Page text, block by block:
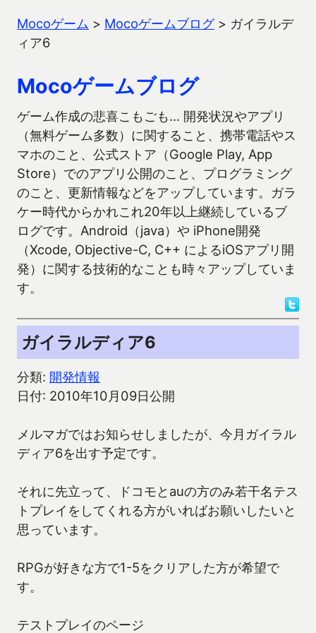
Mocoゲーム > Mocoゲームブログ> ガイラルデ
ィア6
Mocoゲームブログ
ゲーム作成の悲喜こもごも… 開発状況やアプリ
（無料ゲーム多数）に関すること、携帯電話やス
マホのこと、公式ストア（Google Play, App
Store）でのアプリ公開のこと、プログラミング
のこと、更新情報などをアップしています。ガラ
ケー時代からかれこれ20年以上継続しているブ
ログです。Android（java）や iPhone開発
（Xcode, Objective-C, C++ によるiOSアプリ開
発）に関する技術的なことも時々アップしていま
す。
ガイラルディア6
分類: 開発情報
日付: 2010年10月09日公開
メルマガではお知らせしましたが、今月ガイラル
ディア6を出す予定です。
それに先立って、ドコモとauの方のみ若干名テス
トプレイをしてくれる方がいればお願いしたいと
思っています。
RPGが好きな方で1-5をクリアした方が希望で
す。
テストプレイのページ